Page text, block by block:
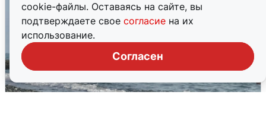
cookie-файлы. Оставаясь на сайте, вы
подтверждаете свое согласие на их
использование.
Согласен